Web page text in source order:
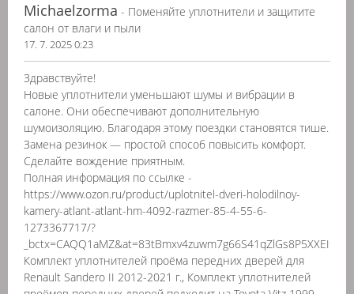
Michaelzorma - Поменяйте уплотнители и защитите
салон от влаги и пыли
17. 7. 2025 0:23
Здравствуйте!
Новые уплотнители уменьшают шумы и вибрации в
салоне. Они обеспечивают дополнительную
шумоизоляцию. Благодаря этому поездки становятся тише.
Замена резинок — простой способ повысить комфорт.
Сделайте вождение приятным.
Полная информация по ссылке -
https://www.ozon.ru/product/uplotnitel-dveri-holodilnoy-
kamery-atlant-atlant-hm-4092-razmer-85-4-55-6-
1273367717/?
Комплект уплотнителей проёма передних дверей для
Renault Sandero II 2012-2021 г., Комплект уплотнителей